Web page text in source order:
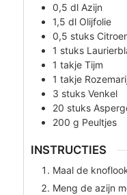
0,5 dl Azijn
1,5 dl Olijfolie
0,5 stuks
1 stuks
1 takje Tijm
1 takje
3 stuks Venkel
20 stuks
200 g Peultjes
INSTRUCTIES
Maal de
Meng de azijn